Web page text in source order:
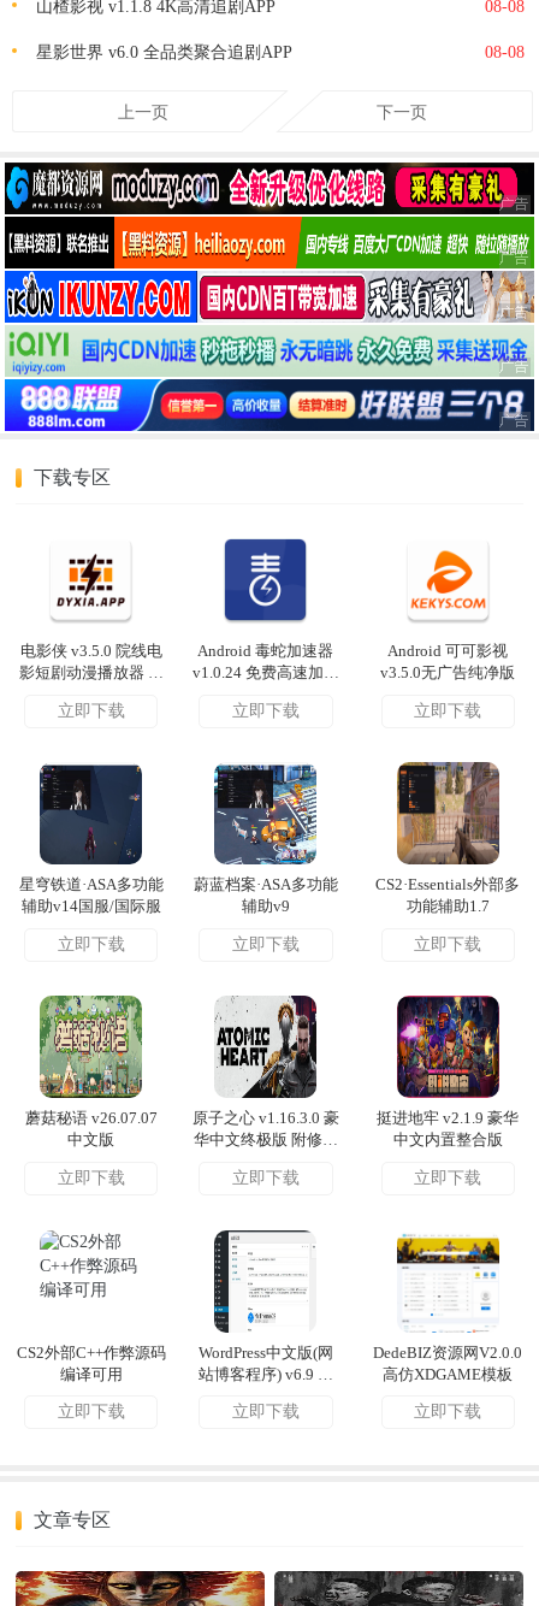
山楂影视 v1.1.8 4K高清追剧APP 08-08
星影世界 v6.0 全品类聚合追剧APP 08-08
上一页 下一页
下载专区
电影侠 v3.5.0 院线电
影短剧动漫播放器 多
件
立即下载
Android 毒蛇加速器
v1.0.24 免费高速加速
立即下载
Android 可可影视
v3.5.0无广告纯净版
立即下载
星穹铁道·ASA多功能
辅助v14国服/国际服
立即下载
蔚蓝档案·ASA多功能
辅助v9
立即下载
CS2·Essentials外部多
功能辅助1.7
立即下载
蘑菇秘语 v26.07.07
中文版
立即下载
原子之心 v1.16.3.0 豪
华中文终极版 附修改
立即下载
挺进地牢 v2.1.9 豪华
中文内置整合版
立即下载
CS2外部C++作弊源码
编译可用
立即下载
WordPress中文版(网
站博客程序) v6.9 正
立即下载
DedeBIZ资源网V2.0.0
高仿XDGAME模板
立即下载
文章专区